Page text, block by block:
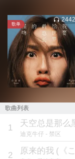
歌单
歌曲列表
1 天空总是那么
迪克牛仔 - 禁区
2 原来的我 ( 《